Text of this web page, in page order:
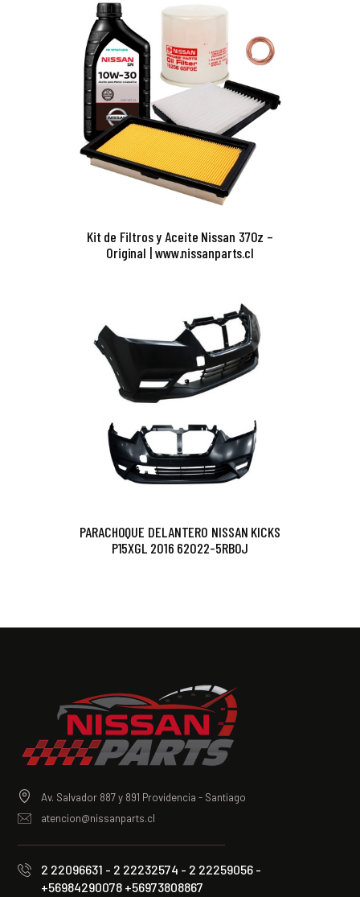
Kit de Filtros y Aceite Nissan 370z –
Original | www.nissanparts.cl
PARACHOQUE DELANTERO NISSAN KICKS
P15XGL 2016 62022-5RB0J
Av. Salvador 887 y 891 Providencia - Santiago
atencion@nissanparts.cl
2 22096631 - 2 22232574 - 2 22259056 -
+56984290078 +56973808867